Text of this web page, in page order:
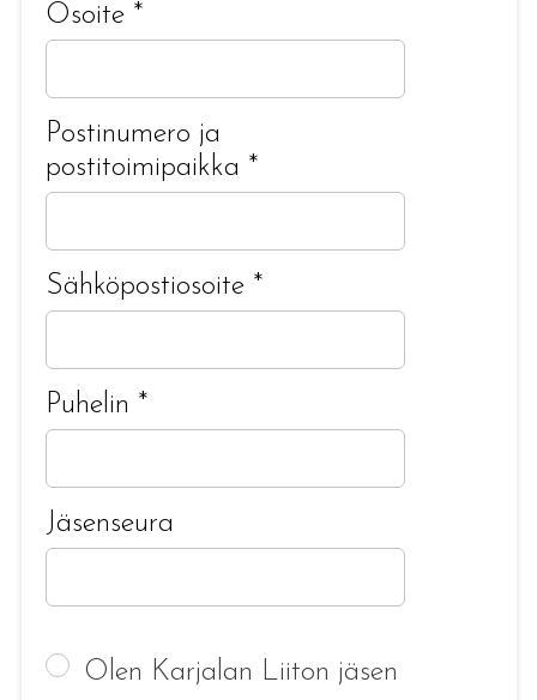
Osoite *
Postinumero ja
postitoimipaikka *
Sähköpostiosoite *
Puhelin *
Jäsenseura
Olen Karjalan Liiton jäsen